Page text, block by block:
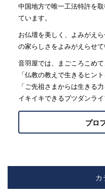
中国地方で唯一工法特許を
ています。
お仏壇を美しく、よみがえ
の家らしさをよみがえらせて
音羽屋では、まごころこめ
「仏教の教えで生きるヒント
「ご先祖さまからは生きる力
イキイキできるブツダンラ
プロ
カ